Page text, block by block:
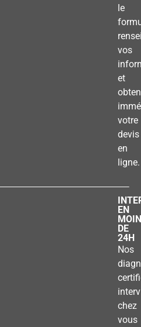
le
vos
et
votre
devis
en
ligne.
EN
DE
24H
Nos
chez
vous